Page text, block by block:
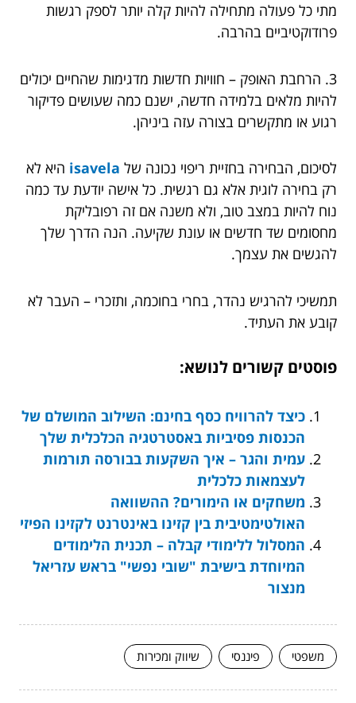
מתי כל פעולה מתחילה להיות קלה יותר לספק רגשות
פרודוקטיביים בהרבה.
3. הרחבת האופק – חוויות חדשות מדגימות שהחיים יכולים
להיות מלאים בלמידה חדשה, ישנם כמה שעושים פדיקור
רגוע או מתקשרים בצורה עזה ביניהן.
לסיכום, הבחירה בחזיית ריפוי נכונה של isavela היא לא
רק בחירה לוגית אלא גם רגשית. כל אישה יודעת עד כמה
נוח להיות במצב טוב, ולא משנה אם זה רפובליקת
מחסומים שד חדשים או עונת שקיעה. הנה הדרך שלך
להגשים את עצמך.
תמשיכי להרגיש נהדר, בחרי בחוכמה, ותזכרי – העבר לא
קובע את העתיד.
פוסטים קשורים לנושא:
כיצד להרוויח כסף בחינם: השילוב המושלם של
הכנסות פסיביות באסטרטגיה הכלכלית שלך
עמית והגר – איך השקעות בבורסה תורמות
לעצמאות כלכלית
משחקים או הימורים? ההשוואה
האולטימטיבית בין קזינו באינטרנט לקזינו הפיזי
המסלול ללימודי קבלה – תכנית הלימודים
המיוחדת בישיבת "שובי נפשי" בראש עזריאל
מנצור
משפטי פיננסי שיווק ומכירות